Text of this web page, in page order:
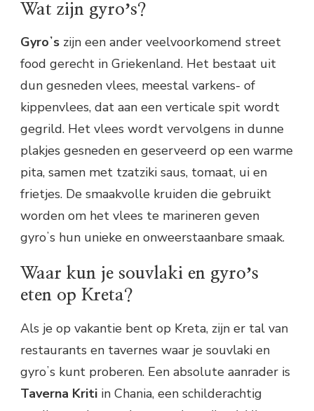
Wat zijn gyroʼs?
Gyroʼs zijn een ander veelvoorkomend street
food gerecht in Griekenland. Het bestaat uit
dun gesneden vlees, meestal varkens- of
kippenvlees, dat aan een verticale spit wordt
gegrild. Het vlees wordt vervolgens in dunne
plakjes gesneden en geserveerd op een warme
pita, samen met tzatziki saus, tomaat, ui en
frietjes. De smaakvolle kruiden die gebruikt
worden om het vlees te marineren geven
gyroʼs hun unieke en onweerstaanbare smaak.
Waar kun je souvlaki en gyroʼs
eten op Kreta?
Als je op vakantie bent op Kreta, zijn er tal van
restaurants en tavernes waar je souvlaki en
gyroʼs kunt proberen. Een absolute aanrader is
Taverna Kriti in Chania, een schilderachtig